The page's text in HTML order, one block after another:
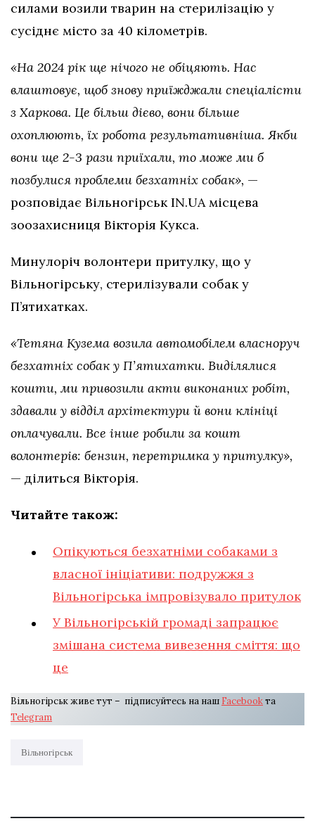
силами возили тварин на стерилізацію у
сусіднє місто за 40 кілометрів.
«На 2024 рік ще нічого не обіцяють. Нас
влаштовує, щоб знову приїжджали спеціалісти
з Харкова. Це більш дієво, вони більше
охоплюють, їх робота результативніша. Якби
вони ще 2-3 рази приїхали, то може ми б
позбулися проблеми безхатніх собак», —
розповідає Вільногірськ IN.UA місцева
зоозахисниця Вікторія Кукса.
Минулоріч волонтери притулку, що у
Вільногірську, стерилізували собак у
П’ятихатках.
«Тетяна Кузема возила автомобілем власноруч
безхатніх собак у П’ятихатки. Виділялися
кошти, ми привозили акти виконаних робіт,
здавали у відділ архітектури й вони клініці
оплачували. Все інше робили за кошт
волонтерів: бензин, перетримка у притулку»,
— ділиться Вікторія.
Читайте також:
Опікуються безхатніми собаками з
власної ініціативи: подружжя з
Вільногірська імпровізувало притулок
У Вільногірській громаді запрацює
змішана система вивезення сміття: що
це
Вільногірськ живе тут – підписуйтесь на наш Facebookта
Telegram
Вільногірськ